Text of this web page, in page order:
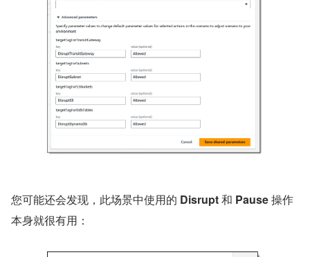
您可能还会发现，此场景中使用的 Disrupt 和 Pause 操作
本身就很有用：